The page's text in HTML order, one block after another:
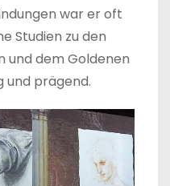
war er oft
Studien zu den
und dem Goldenen
und prägend.